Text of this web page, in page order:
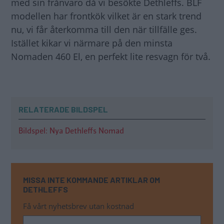
modellen har frontkök vilket är en stark trend
nu, vi får återkomma till den när tillfälle ges.
Istället kikar vi närmare på den minsta
Nomaden 460 El, en perfekt lite resvagn för två.
RELATERADE BILDSPEL
Bildspel: Nya Dethleffs Nomad
MISSA INTE KOMMANDE ARTIKLAR OM
DETHLEFFS
Få vårt nyhetsbrev utan kostnad